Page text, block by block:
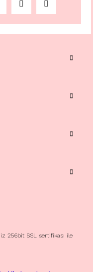
256bit SSL sertifikası ile